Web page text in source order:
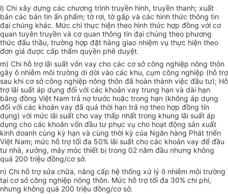
l) Chi xây dựng các chương trình truyền hình, truyền thanh; xuất
bản các bản tin ấn phẩm; tờ rơi, tờ gấp và các hình thức thông tin
đại chúng khác. Mức chi thực hiện theo hình thức hợp đồng với cơ
quan tuyên truyền và cơ quan thông tin đại chúng theo phương
thức đấu thầu, trường hợp đặt hàng giao nhiệm vụ thực hiện theo
đơn giá được cấp thẩm quyền phê duyệt.
m) Chi hỗ trợ lãi suất vốn vay cho các cơ sở công nghiệp nông thôn
gây ô nhiễm môi trường di dời vào các khu, cụm công nghiệp (hỗ trợ
sau khi cơ sở công nghiệp nông thôn đã hoàn thành việc đầu tư); Hỗ
trợ lãi suất áp dụng đối với các khoản vay trung hạn và dài hạn
bằng đồng Việt Nam trả nợ trước hoặc trong hạn (không áp dụng
đối với các khoản vay đã quá thời hạn trả nợ theo hợp đồng tín
dụng) với mức lãi suất cho vay thấp nhất trong khung lãi suất áp
dụng cho các khoản vốn đầu tư phục vụ cho hoạt động sản xuất
kinh doanh cùng kỳ hạn và cùng thời kỳ của Ngân hàng Phát triển
Việt Nam; mức hỗ trợ tối đa 50% lãi suất cho các khoản vay để đầu
tư nhà, xưởng, máy móc thiết bị trong 02 năm đầu nhưng không
quá 200 triệu đồng/cơ sở.
n) Chi hỗ trợ sửa chữa, nâng cấp hệ thống xử lý ô nhiễm môi trường
tại cơ sở công nghiệp nông thôn. Mức hỗ trợ tối đa 30% chi phí,
nhưng không quá 200 triệu đồng/cơ sở.